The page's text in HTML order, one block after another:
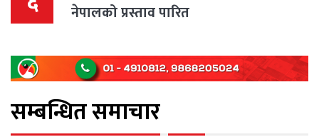
नेपालको प्रस्ताव पारित
सम्बन्धित समाचार